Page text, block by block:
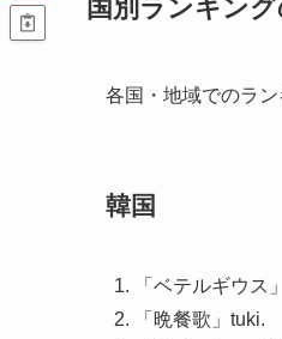
国別ランキン
各国・地域でのラ
韓国
「ベテルギウス
「晩餐歌」tuki.